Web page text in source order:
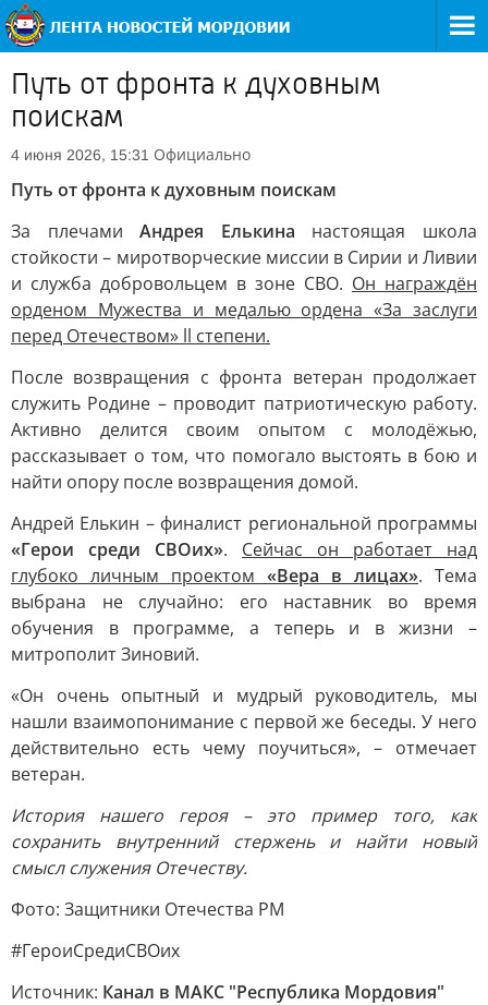
Путь от фронта к духовным
поискам
4 июня 2026, 15:31 Официально
Путь от фронта к духовным поискам
За плечамиАндрея Елькина настоящая школа
стойкости – миротворческие миссии в Сирии и Ливии
и служба добровольцем в зоне СВО. Он награждён
орденом Мужества и медалью ордена «За заслуги
перед Отечеством» ll степени.
После возвращения с фронта ветеран продолжает
служить Родине – проводит патриотическую работу.
Активно делится своим опытом с молодёжью,
рассказывает о том, что помогало выстоять в бою и
найти опору после возвращения домой.
Андрей Елькин – финалист региональной программы
«Герои среди СВОих». Сейчас он работает над
глубоко личным проектом «Вера в лицах». Тема
выбрана не случайно: его наставник во время
обучения в программе, а теперь и в жизни –
митрополит Зиновий.
«Он очень опытный и мудрый руководитель, мы
нашли взаимопонимание с первой же беседы. У него
действительно есть чему поучиться», – отмечает
ветеран.
История нашего героя – это пример того, как
сохранить внутренний стержень и найти новый
смысл служения Отечеству.
Фото: Защитники Отечества РМ
#ГероиСредиСВОих
Источник: Канал в МАКС "Республика Мордовия"